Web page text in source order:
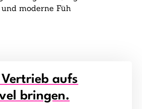
moderne Füh
aufs
bringen.